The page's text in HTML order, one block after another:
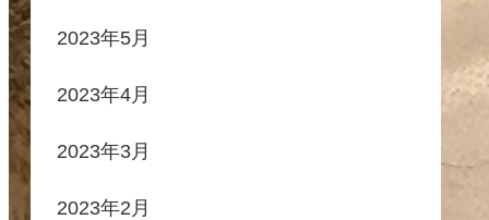
2023年5月
2023年4月
2023年3月
2023年2月